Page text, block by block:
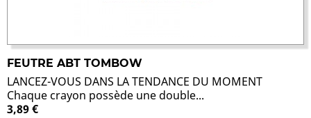
FEUTRE ABT TOMBOW
LANCEZ-VOUS DANS LA TENDANCE DU MOMENT
Chaque crayon possède une double...
3,89 €